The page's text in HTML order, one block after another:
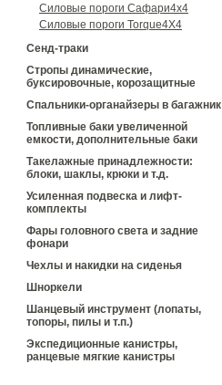
Силовые пороги Сафари4х4
Силовые пороги Torque4X4
Сенд-траки
Стропы динамические,
буксировочные, корозащитные
Спальники-органайзеры в багажник
Топливные баки увеличенной
емкости, дополнительные баки
Такелажные принадлежности:
блоки, шаклы, крюки и т.д.
Усиленная подвеска и лифт-
комплекты
Фары головного света и задние
фонари
Чехлы и накидки на сиденья
Шноркели
Шанцевый инструмент (лопаты,
топоры, пилы и т.п.)
Экспедиционные канистры,
ранцевые мягкие канистры